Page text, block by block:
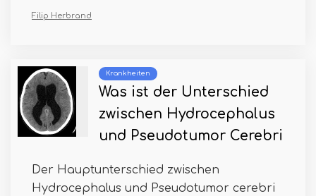
Filip Herbrand
Krankheiten
Was ist der Unterschied
zwischen Hydrocephalus
und Pseudotumor Cerebri
Der Hauptunterschied zwischen
Hydrocephalus und Pseudotumor cerebri